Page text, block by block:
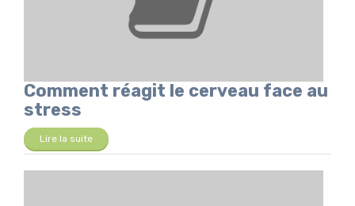
Comment réagit le cerveau face au
stress
Lire la suite